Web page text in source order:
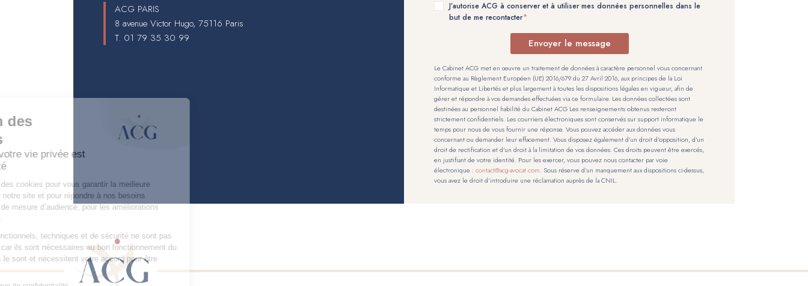
ACG PARIS
8 avenue Victor Hugo, 75116 Paris
T. 01 79 35 30 99
J’autorise ACG à conserver et à utiliser mes données personnelles dans le
but de me recontacter
Envoyer le message
Le Cabinet ACG met en œuvre un traitement de données à caractère personnel vous concernant
conforme au Règlement Européen (UE) 2016/679 du 27 Avril 2016, aux principes de la Loi
Informatique et Libertés et plus largement à toutes les dispositions légales en vigueur, afin de
gérer et répondre à vos demandes effectuées via ce formulaire. Les données collectées sont
destinées au personnel habilité du Cabinet ACG Les renseignements obtenus resteront
strictement confidentiels. Les courriers électroniques sont conservés sur support informatique le
temps pour nous de vous fournir une réponse. Vous pouvez accéder aux données vous
concernant ou demander leur effacement. Vous disposez également d’un droit d’opposition, d’un
droit de rectification et d’un droit à la limitation de vos données. Ces droits peuvent être exercés,
en justifiant de votre identité. Pour les exercer, vous pouvez nous contacter par voie
électronique : contact@acg-avocat.com. Sous réserve d’un manquement aux dispositions ci-dessus,
vous avez le droit d’introduire une réclamation auprès de la CNIL.